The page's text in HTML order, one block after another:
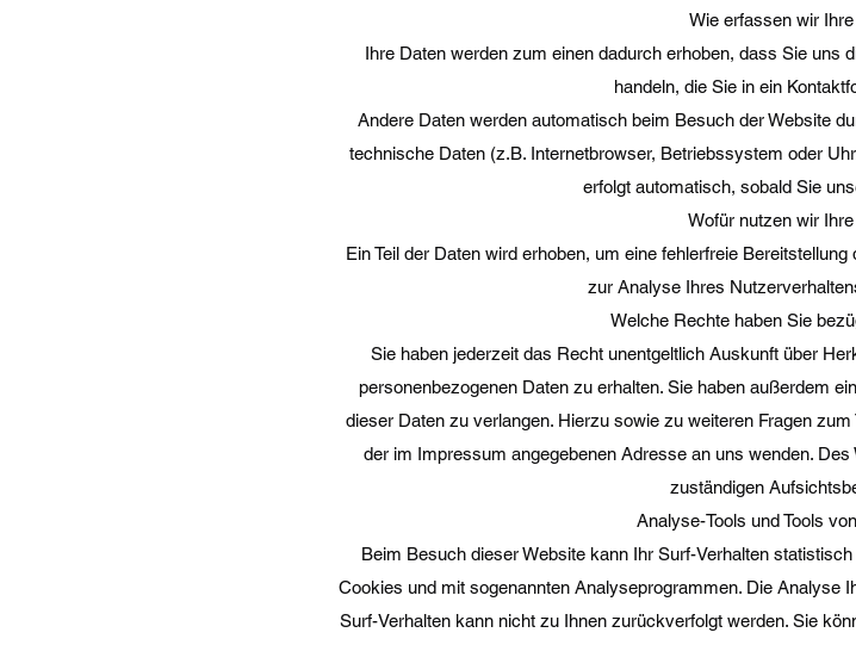
Wie erfassen wir
Ihre Daten werden zum einen dadurch erhoben, dass Sie uns
handeln, die Sie in ein
Andere Daten werden automatisch beim Besuch der Website
technische Daten (z.B. Internetbrowser, Betriebssystem oder
erfolgt automatisch, sobald Sie
Wofür nutzen wir
Ein Teil der Daten wird erhoben, um eine fehlerfreie
zur Analyse Ihres
Welche Rechte haben Sie
Sie haben jederzeit das Recht unentgeltlich Auskunft über
personenbezogenen Daten zu erhalten. Sie haben außerdem
dieser Daten zu verlangen. Hierzu sowie zu weiteren Fragen
der im Impressum angegebenen Adresse an uns wenden.
zuständigen
Analyse-Tools und Tools
Beim Besuch dieser Website kann Ihr Surf-Verhalten
Cookies und mit sogenannten Analyseprogrammen. Die Analyse
Surf-Verhalten kann nicht zu Ihnen zurückverfolgt werden. Sie